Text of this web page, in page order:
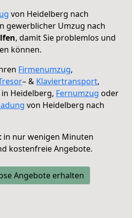
von Heidelberg nach
gewerblicher Umzug nach
, damit Sie problemlos und
können.
Firmenumzug,
– & Klaviertransport,
in Heidelberg, Fernumzug oder
von Heidelberg nach
in nur wenigen Minuten
kostenfreie Angebote.
Angebote erhalten